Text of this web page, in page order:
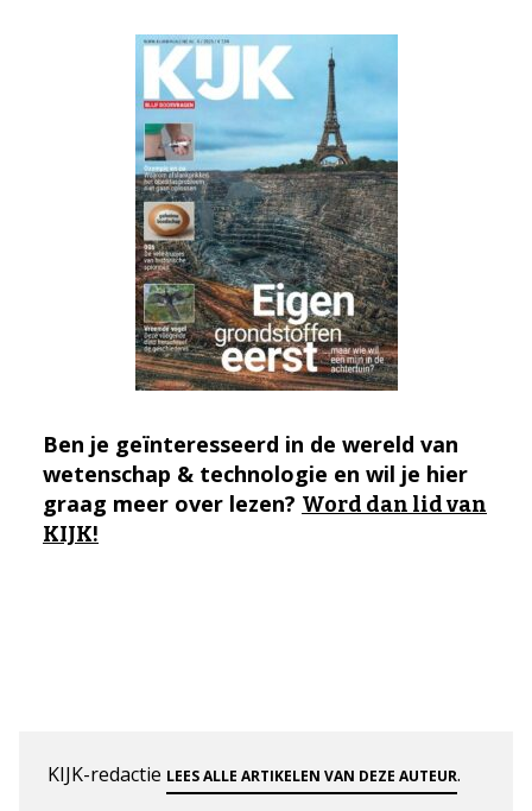
Ben je geïnteresseerd in de wereld van
wetenschap & technologie en wil je hier
graag meer over lezen? Word dan lid van
KIJK!
KIJK-redactie LEES ALLE ARTIKELEN VAN DEZE AUTEUR.